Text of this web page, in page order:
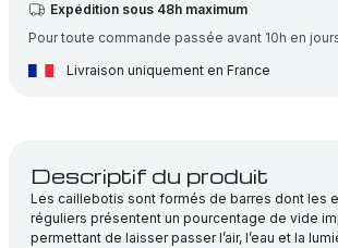
porteuse
30×3
–
Expédition sous 48h maximum
Pour toute commande passée avant 10h en
Livraison uniquement en France
Descriptif du produit
Les caillebotis sont formés de barres dont les
réguliers présentent un pourcentage de vide
permettant de laisser passer l’air, l’eau et la